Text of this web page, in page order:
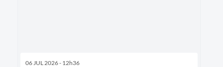
06 JUL 2026 - 12h36